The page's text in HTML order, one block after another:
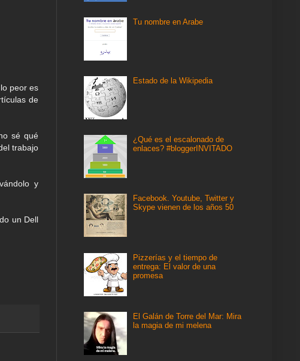
peor es
de
sé qué
trabajo
y
un Dell
Tu nombre en Arabe
Estado de la Wikipedia
¿Qué es el escalonado de
enlaces? #bloggerINVITADO
Facebook. Youtube, Twitter y
Skype vienen de los años 50
Pizzerías y el tiempo de
entrega: El valor de una
promesa
El Galán de Torre del Mar: Mira
la magia de mi melena